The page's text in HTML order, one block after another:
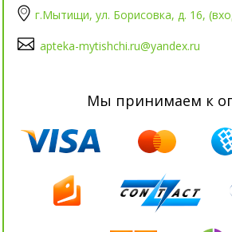
г.Мытищи, ул. Борисовка, д. 16,
apteka-mytishchi.ru@yandex.ru
Мы принимаем к